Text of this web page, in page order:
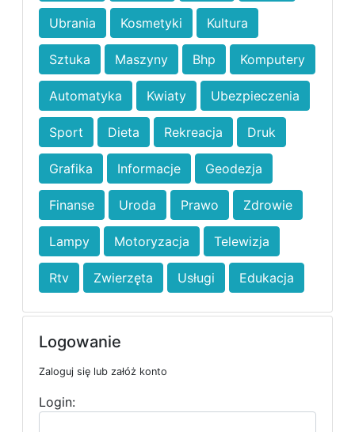
Ubrania Kosmetyki Kultura
Sztuka Maszyny Bhp Komputery
Automatyka Kwiaty Ubezpieczenia
Sport Dieta Rekreacja Druk
Grafika Informacje Geodezja
Finanse Uroda Prawo Zdrowie
Lampy Motoryzacja Telewizja
Rtv Zwierzęta Usługi Edukacja
Logowanie
Zaloguj się lub załóż konto
Login: